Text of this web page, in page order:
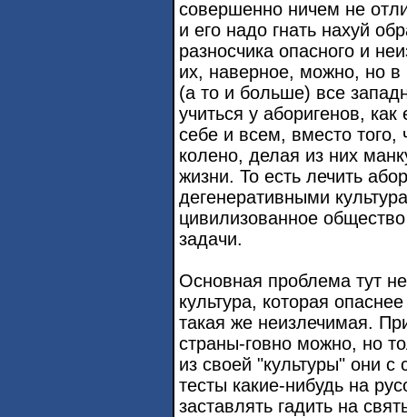
совершенно ничем не
и его надо гнать нахуй
разносчика опасного и
их, наверное, можно, но
(а то и больше) все
учиться у аборигенов,
себе и всем, вместо того,
колено, делая из них
жизни. То есть лечить
дегенеративными
цивилизованное
задачи.
Основная проблема тут
культура, которая
такая же неизлечимая.
страны-говно можно, но
из своей "культуры" они
тесты какие-нибудь на
заставлять гадить на